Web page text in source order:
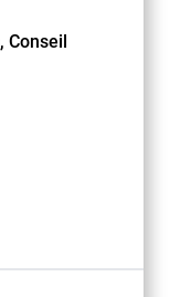
Conseil